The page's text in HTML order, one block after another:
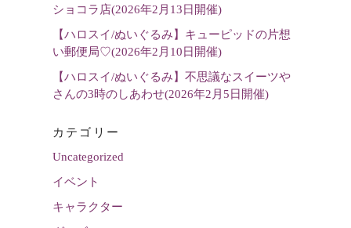
ショコラ店(2026年2月13日開催)
【ハロスイ/ぬいぐるみ】キューピッドの片想
い郵便局♡(2026年2月10日開催)
【ハロスイ/ぬいぐるみ】不思議なスイーツや
さんの3時のしあわせ(2026年2月5日開催)
カテゴリー
Uncategorized
イベント
キャラクター